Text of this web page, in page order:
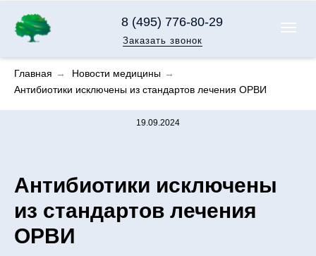
8 (495) 776-80-29
Заказать звонок
Главная → Новости медицины →
Антибиотики исключены из стандартов лечения ОРВИ
19.09.2024
Антибиотики исключены
из стандартов лечения
ОРВИ